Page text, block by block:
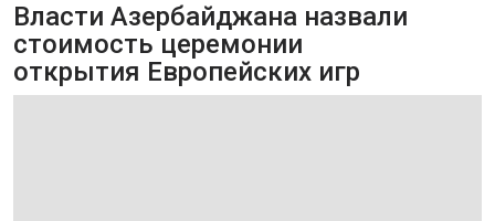
Власти Азербайджана назвали
стоимость церемонии
открытия Европейских игр